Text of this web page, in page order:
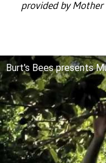
provided by Mother
Burt's Bees presents